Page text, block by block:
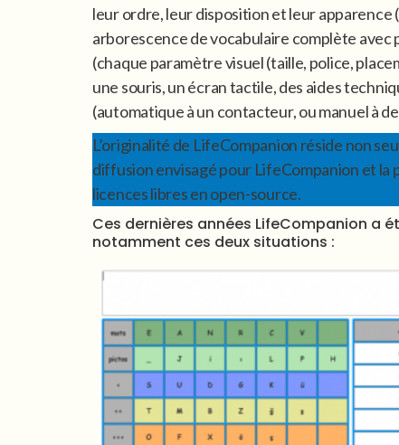
leur ordre, leur disposition et leur apparence
arborescence de vocabulaire complète
(chaque paramètre visuel (taille, police,
une souris, un écran tactile, des aides
(automatique à un contacteur, ou manuel à
L’originalité de LifeCompanion réside non
diffusion envisagé pour LifeCompanion et la
licences libres en open-source.
Ces dernières années LifeCompanion a
notamment ces deux situations :